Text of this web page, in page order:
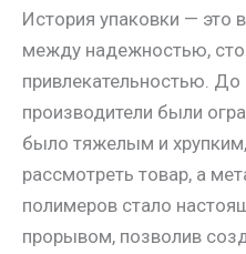
История упаковки — это
между надежностью,
привлекательностью.
производители были
было тяжелым и
рассмотреть товар, а
полимеров стало
прорывом, позволив